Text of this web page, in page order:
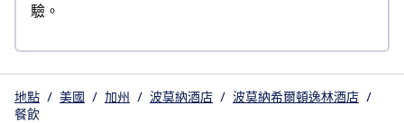
驗。
地點 / 美國 / 加州 / 波莫納酒店 / 波莫納希爾頓逸林酒店 /
餐飲